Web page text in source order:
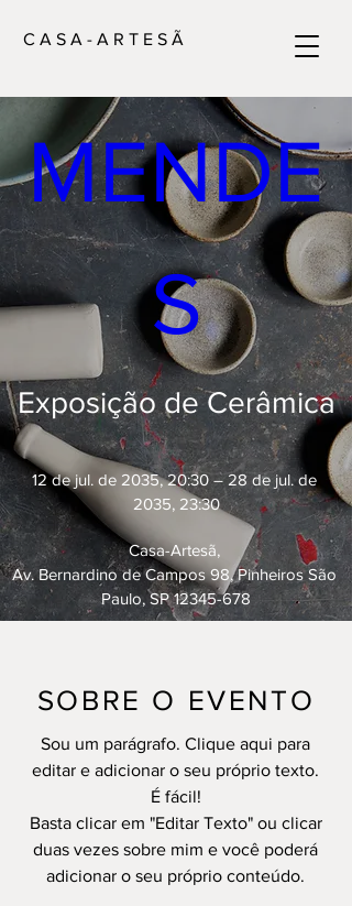
C A S A - A R T E S Ã
ALICE
MENDE
S
Exposição de Cerâmica
12 de jul. de 2035, 20:30 – 28 de jul. de
2035, 23:30
Casa-Artesã,
Av. Bernardino de Campos 98, Pinheiros São
Paulo, SP 12345-678
COMPARECER
SOBRE O EVENTO
Sou um parágrafo. Clique aqui para
editar e adicionar o seu próprio texto.
É fácil!
Basta clicar em "Editar Texto" ou clicar
duas vezes sobre mim e você poderá
adicionar o seu próprio conteúdo.